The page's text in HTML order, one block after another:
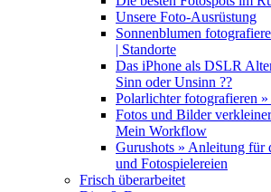
Unsere Foto-Ausrüstung
Sonnenblumen
| Standorte
Das iPhone als DSLR
Sinn oder Unsinn ??
Polarlichter fotografieren
Fotos und Bilder
Mein Workflow
Gurushots » Anleitung für
und Fotospielereien
Frisch überarbeitet